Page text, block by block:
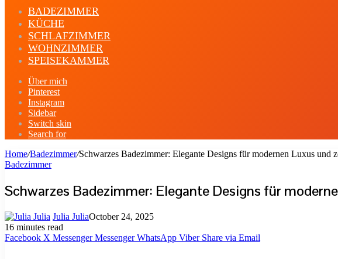
BADEZIMMER
KÜCHE
SCHLAFZIMMER
WOHNZIMMER
SPEISEKAMMER
Über mich
Pinterest
Instagram
Sidebar
Switch skin
Search for
Home/Badezimmer/Schwarzes Badezimmer: Elegante Designs für modernen Luxus und
Badezimmer
Schwarzes Badezimmer: Elegante Designs für
Julia JuliaOctober 24, 2025
16 minutes read
Facebook X Messenger Messenger WhatsApp Viber Share via Email